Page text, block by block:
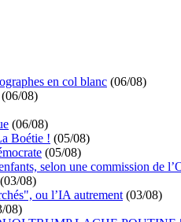
en col blanc (06/08)
(06/08)
(06/08)
Boétie ! (05/08)
(05/08)
selon une commission de
(03/08)
ou l’IA autrement (03/08)
08)